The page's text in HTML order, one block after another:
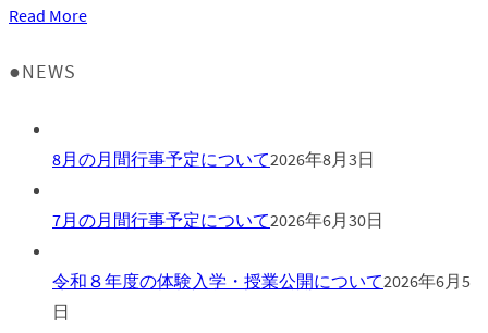
Read More
●NEWS
8月の月間行事予定について2026年8月3日
7月の月間行事予定について2026年6月30日
令和８年度の体験入学・授業公開について2026年6月5
日